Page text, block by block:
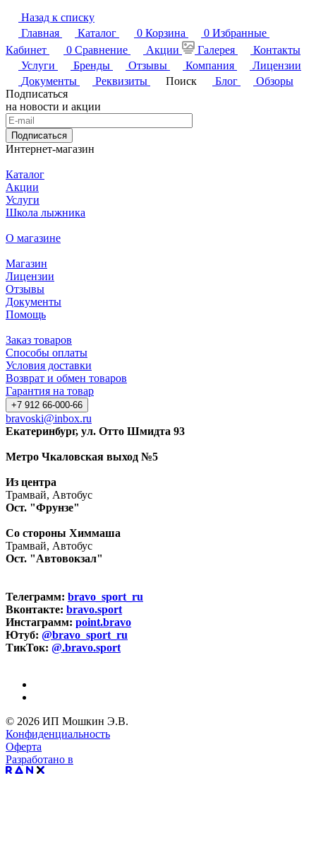
Назад к списку
Главная
Каталог 0 Корзина 0 Избранные
Кабинет
0 Сравнение Акции Галерея
Контакты
Услуги
Бренды Отзывы Компания
Лицензии
Документы
Реквизиты Поиск Блог
Обзоры
Подписаться
на новости и акции
Подписаться
Интернет-магазин
Каталог
Акции
Услуги
Школа лыжника
О магазине
Магазин
Лицензии
Отзывы
Документы
Помощь
Заказ товаров
Способы оплаты
Условия доставки
Возврат и обмен товаров
Гарантия на товар
+7 912 66-000-66
bravoski@inbox.ru
Екатеринбург, ул. Отто Шмидта 93
Метро Чкаловская выход №5
Из центра
Трамвай, Автобус
Ост. "Фрунзе"
Со стороны Химмаша
Трамвай, Автобус
Ост. "Автовокзал"
Телеграмм: bravo_sport_ru
Вконтакте: bravo.sport
Инстаграмм: point.bravo
Ютуб: @bravo_sport_ru
ТикТок: @.bravo.sport
© 2026 ИП Мошкин Э.В.
Конфиденциальность
Оферта
Разработано в